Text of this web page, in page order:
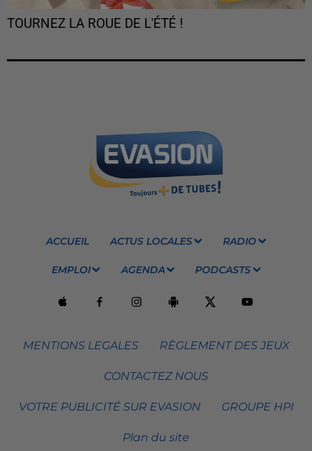
TOURNEZ LA ROUE DE L'ÉTÉ !
ACCUEIL ACTUS LOCALES RADIO
EMPLOI AGENDA PODCASTS
MENTIONS LEGALES RÈGLEMENT DES JEUX
CONTACTEZ NOUS
VOTRE PUBLICITÉ SUR EVASION GROUPE HPI
Plan du site